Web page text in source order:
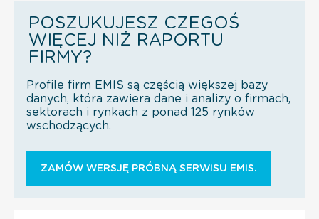
POSZUKUJESZ CZEGOŚ
WIĘCEJ NIŻ RAPORTU
FIRMY?
Profile firm EMIS są częścią większej bazy
danych, która zawiera dane i analizy o firmach,
sektorach i rynkach z ponad 125 rynków
wschodzących.
ZAMÓW WERSJĘ PRÓBNĄ SERWISU EMIS.